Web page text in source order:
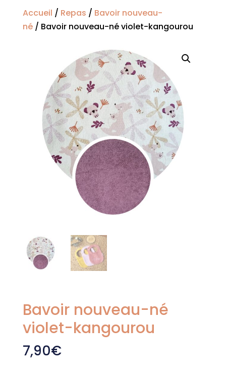
Accueil / Repas / Bavoir nouveau-
né/ Bavoir nouveau-né violet-kangourou
Bavoir nouveau-né
violet-kangourou
7,90€